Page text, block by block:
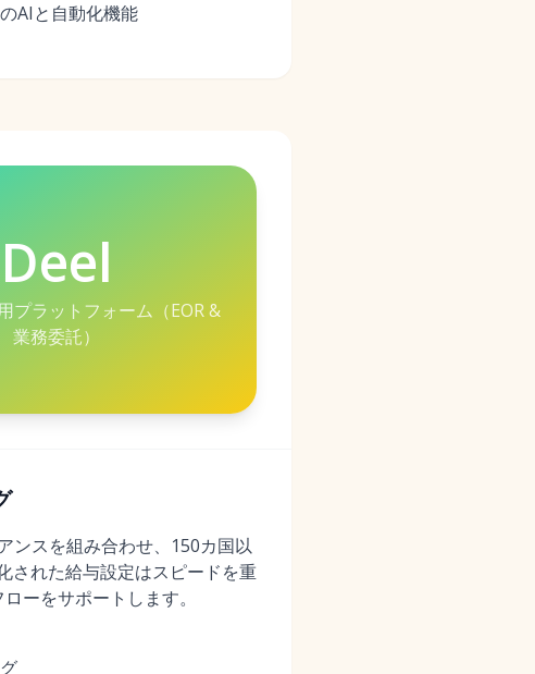
AIと自動化機能
Deel
プラットフォーム（EOR &
業務委託）
ンスを組み合わせ、150カ国以
された給与設定はスピードを重
ーをサポートします。